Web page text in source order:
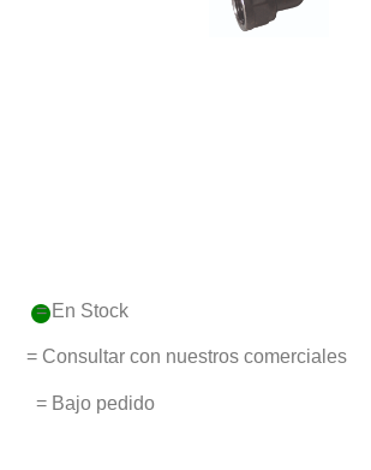
= En Stock
= Consultar con nuestros comerciales
= Bajo pedido